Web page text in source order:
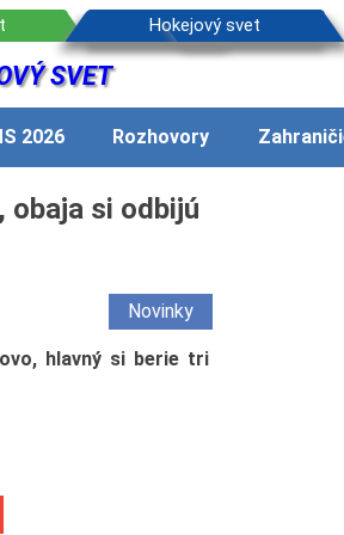
2026 Rozhovory
obaja si odbijú
Novinky
hlavný si berie tri